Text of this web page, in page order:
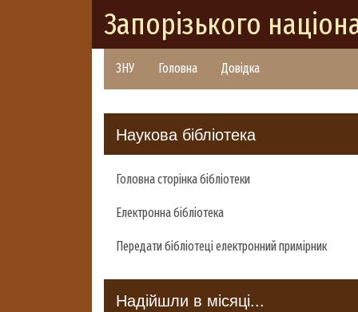
Запорізького
ЗНУ Головна Довідка
Наукова бібліотека
Головна сторінка бібліотеки
Електронна бібліотека
Передати бібліотеці електронний примірник
Надійшли в місяці...